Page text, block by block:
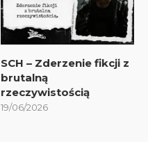
SCH – Zderzenie fikcji z
brutalną
rzeczywistością
19/06/2026